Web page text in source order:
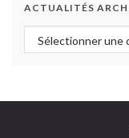
ACTUALITÉS
Actualités